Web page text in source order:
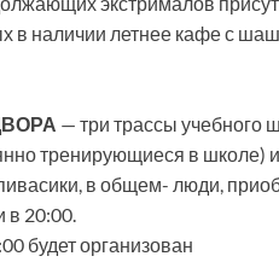
в наличии летнее кафе с
— три трассы учебного
тренирующиеся в школе)
в общем- люди,
в 20:00.
будет организован